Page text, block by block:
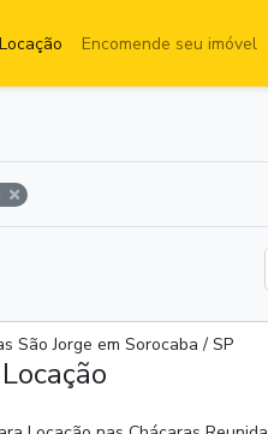
Locação Encomende seu imóvel
São Jorge em Sorocaba / SP